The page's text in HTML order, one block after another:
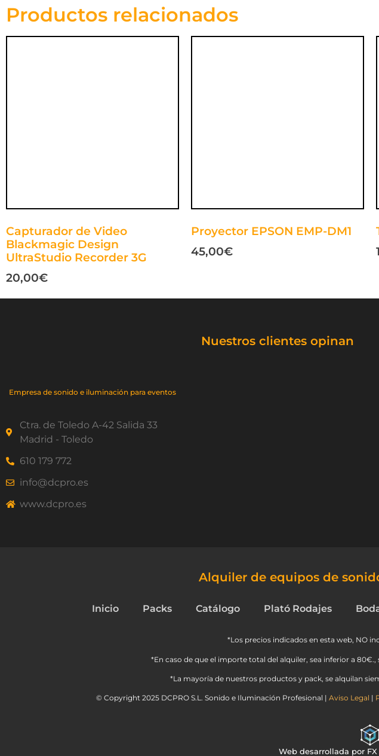
Productos relacionados
Capturador de Video
Blackmagic Design
UltraStudio Recorder 3G
20,00€
Proyector EPSON EMP-DM1
45,00€
Empresa de sonido e iluminación para eventos
Ctra. de Toledo A-42 Salida 33
Madrid - Toledo
610 179 772
info@dcpro.es
www.dcpro.es
Nuestros clientes opinan
Alquiler de equipos de
Inicio Packs Catálogo Plató Rodajes
*Los precios indicados en esta web, NO
*En caso de que el importe total del alquiler, sea inferior a
*La mayoría de nuestros productos y pack, se alquilan
© Copyright 2025 DCPRO S.L. Sonido e Iluminación Profesional | Aviso Legal |
Web desarrollada por